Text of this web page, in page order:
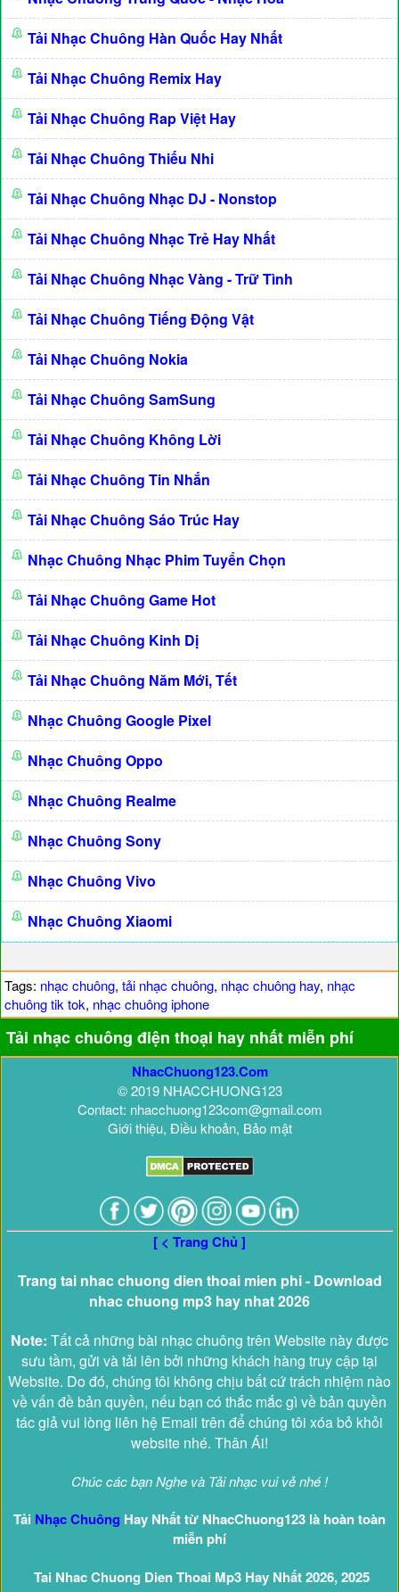
Tải Nhạc Chuông Hàn Quốc Hay Nhất
Tải Nhạc Chuông Remix Hay
Tải Nhạc Chuông Rap Việt Hay
Tải Nhạc Chuông Thiếu Nhi
Tải Nhạc Chuông Nhạc DJ - Nonstop
Tải Nhạc Chuông Nhạc Trẻ Hay Nhất
Tải Nhạc Chuông Nhạc Vàng - Trữ Tình
Tải Nhạc Chuông Tiếng Động Vật
Tải Nhạc Chuông Nokia
Tải Nhạc Chuông SamSung
Tải Nhạc Chuông Không Lời
Tải Nhạc Chuông Tin Nhắn
Tải Nhạc Chuông Sáo Trúc Hay
Nhạc Chuông Nhạc Phim Tuyển Chọn
Tải Nhạc Chuông Game Hot
Tải Nhạc Chuông Kinh Dị
Tải Nhạc Chuông Năm Mới, Tết
Nhạc Chuông Google Pixel
Nhạc Chuông Oppo
Nhạc Chuông Realme
Nhạc Chuông Sony
Nhạc Chuông Vivo
Nhạc Chuông Xiaomi
Tags: nhạc chuông, tải nhạc chuông, nhạc chuông hay, nhạc
chuông tik tok, nhạc chuông iphone
Tải nhạc chuông điện thoại hay nhất miễn phí
NhacChuong123.Com
© 2019 NHACCHUONG123
Contact: nhacchuong123com@gmail.com
Giới thiệu, Điều khoản, Bảo mật
[ < Trang Chủ ]
Trang tai nhac chuong dien thoai mien phi - Download
nhac chuong mp3 hay nhat 2026
Note: Tất cả những bài nhạc chuông trên Website này được
sưu tầm, gửi và tải lên bởi những khách hàng truy cập tại
Website. Do đó, chúng tôi không chịu bất cứ trách nhiệm nào
về vấn đề bản quyền, nếu bạn có thắc mắc gì về bản quyền
tác giả vui lòng liên hệ Email trên để chúng tôi xóa bỏ khỏi
website nhé. Thân Ái!
Chúc các bạn Nghe và Tải nhạc vui vẻ nhé !
Tải Nhạc Chuông Hay Nhất từ NhacChuong123 là hoàn toàn
miễn phí
Tai Nhac Chuong Dien Thoai Mp3 Hay Nhất 2026, 2025